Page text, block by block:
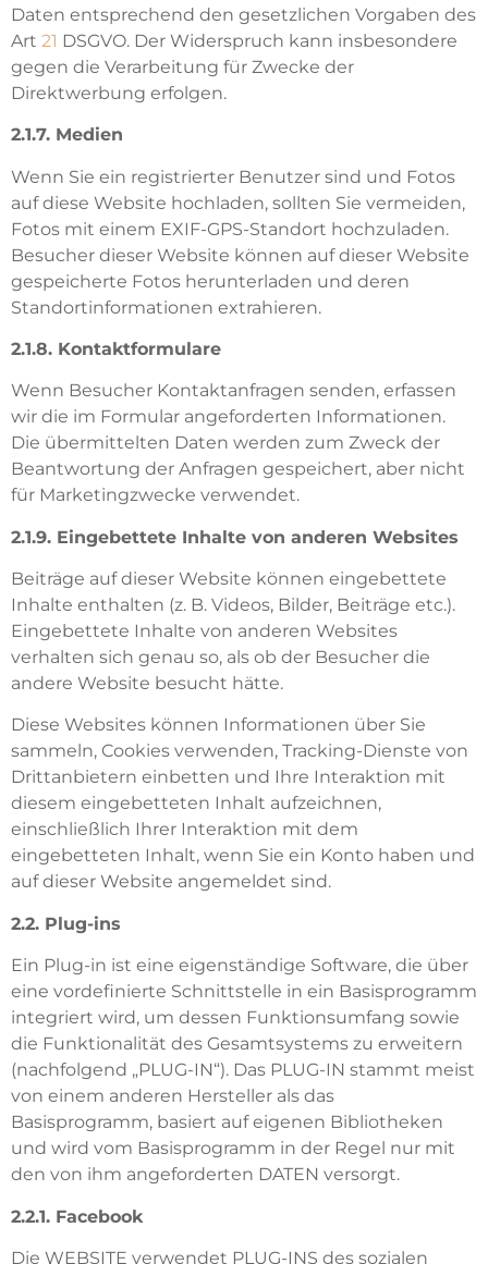
Daten entsprechend den gesetzlichen Vorgaben des
Art 21 DSGVO. Der Widerspruch kann insbesondere
gegen die Verarbeitung für Zwecke der
Direktwerbung erfolgen.
2.1.7. Medien
Wenn Sie ein registrierter Benutzer sind und Fotos
auf diese Website hochladen, sollten Sie vermeiden,
Fotos mit einem EXIF-GPS-Standort hochzuladen.
Besucher dieser Website können auf dieser Website
gespeicherte Fotos herunterladen und deren
Standortinformationen extrahieren.
2.1.8. Kontaktformulare
Wenn Besucher Kontaktanfragen senden, erfassen
wir die im Formular angeforderten Informationen.
Die übermittelten Daten werden zum Zweck der
Beantwortung der Anfragen gespeichert, aber nicht
für Marketingzwecke verwendet.
2.1.9. Eingebettete Inhalte von anderen Websites
Beiträge auf dieser Website können eingebettete
Inhalte enthalten (z. B. Videos, Bilder, Beiträge etc.).
Eingebettete Inhalte von anderen Websites
verhalten sich genau so, als ob der Besucher die
andere Website besucht hätte.
Diese Websites können Informationen über Sie
sammeln, Cookies verwenden, Tracking-Dienste von
Drittanbietern einbetten und Ihre Interaktion mit
diesem eingebetteten Inhalt aufzeichnen,
einschließlich Ihrer Interaktion mit dem
eingebetteten Inhalt, wenn Sie ein Konto haben und
auf dieser Website angemeldet sind.
2.2. Plug-ins
Ein Plug-in ist eine eigenständige Software, die über
eine vordefinierte Schnittstelle in ein Basisprogramm
integriert wird, um dessen Funktionsumfang sowie
die Funktionalität des Gesamtsystems zu erweitern
(nachfolgend „PLUG-IN“). Das PLUG-IN stammt meist
von einem anderen Hersteller als das
Basisprogramm, basiert auf eigenen Bibliotheken
und wird vom Basisprogramm in der Regel nur mit
den von ihm angeforderten DATEN versorgt.
2.2.1. Facebook
Die WEBSITE verwendet PLUG-INS des sozialen